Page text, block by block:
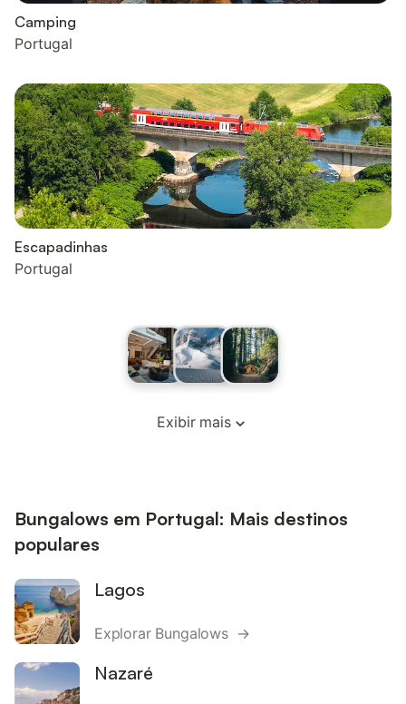
Camping
Portugal
Escapadinhas
Portugal
Exibir mais
Bungalows em Portugal: Mais destinos
populares
Lagos
Explorar Bungalows →
Nazaré